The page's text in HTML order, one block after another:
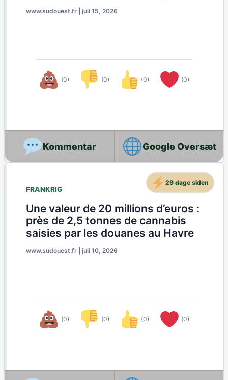
www.sudouest.fr juli 15, 2026
(0) (0) (0) (0)
Google Oversæt
FRANKRIG
Une valeur de 20 millions d’euros :
près de 2,5 tonnes de cannabis
saisies par les douanes au Havre
www.sudouest.fr juli 10, 2026
(0) (0) (0) (0)
29 dage siden